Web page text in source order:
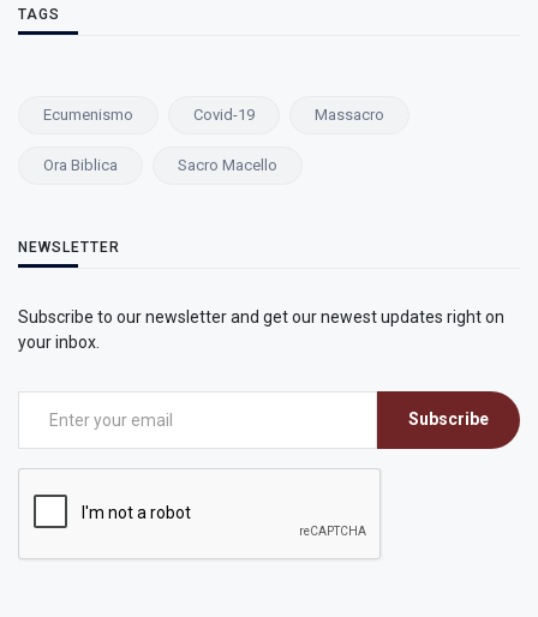
TAGS
Ecumenismo Covid-19 Massacro
Ora Biblica Sacro Macello
NEWSLETTER
Subscribe to our newsletter and get our newest updates right on
your inbox.
Subscribe